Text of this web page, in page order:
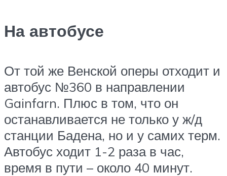
На автобусе
От той же Венской оперы отходит и
автобус №360 в направлении
Gainfarn. Плюс в том, что он
останавливается не только у ж/д
станции Бадена, но и у самих терм.
Автобус ходит 1-2 раза в час,
время в пути – около 40 минут.